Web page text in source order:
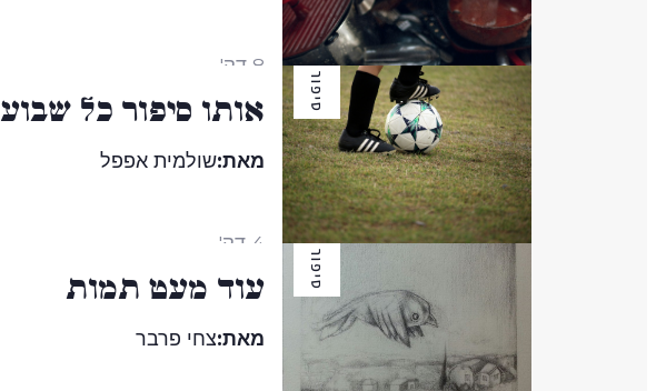
8 דק'
סיפור אותו סיפור כל שבוע
מאת:שולמית אפפל
4 דק'
סיפור עוד מעט תמות
מאת:צחי פרבר